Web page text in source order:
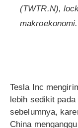
(TWTR.N),
makroekonomi.
Tesla Inc
lebih sedikit
sebelumnya,
China